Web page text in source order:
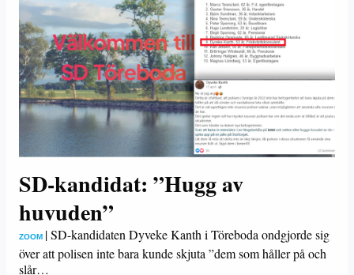
SD-kandidat: ”Hugg av
huvuden”
ZOOM |SD-kandidaten Dyveke Kanth i Töreboda ondgjorde sig
över att polisen inte bara kunde skjuta ”dem som håller på och
slår…